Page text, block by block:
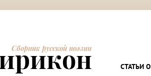
Сборник русской поэзии
СТАТЬИ